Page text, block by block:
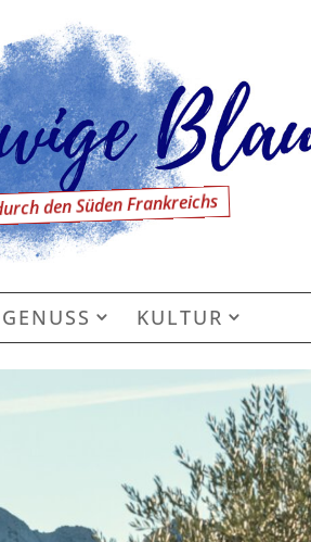
den Süden Frankreichs
GENUSS KULTUR